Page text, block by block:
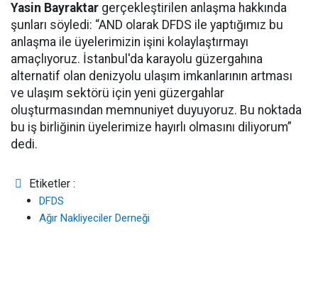
Yasin Bayraktar gerçekleştirilen anlaşma hakkında
şunları söyledi: “AND olarak DFDS ile yaptığımız bu
anlaşma ile üyelerimizin işini kolaylaştırmayı
amaçlıyoruz. İstanbul'da karayolu güzergahına
alternatif olan denizyolu ulaşım imkanlarının artması
ve ulaşım sektörü için yeni güzergahlar
oluşturmasından memnuniyet duyuyoruz. Bu noktada
bu iş birliğinin üyelerimize hayırlı olmasını diliyorum”
dedi.
Etiketler :
DFDS
Ağır Nakliyeciler Derneği